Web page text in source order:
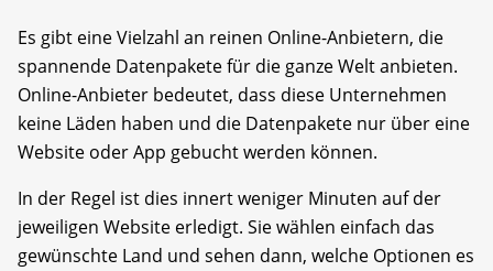
Es gibt eine Vielzahl an reinen Online-Anbietern, die
spannende Datenpakete für die ganze Welt anbieten.
Online-Anbieter bedeutet, dass diese Unternehmen
keine Läden haben und die Datenpakete nur über eine
Website oder App gebucht werden können.
In der Regel ist dies innert weniger Minuten auf der
jeweiligen Website erledigt. Sie wählen einfach das
gewünschte Land und sehen dann, welche Optionen es